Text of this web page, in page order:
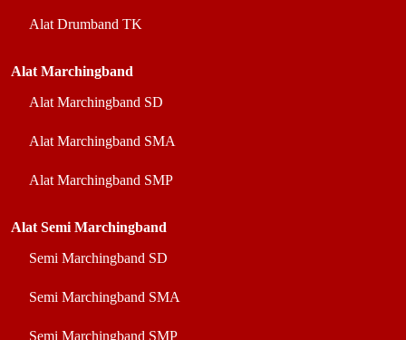
Alat Drumband TK
Alat Marchingband
Alat Marchingband SD
Alat Marchingband SMA
Alat Marchingband SMP
Alat Semi Marchingband
Semi Marchingband SD
Semi Marchingband SMA
Semi Marchingband SMP